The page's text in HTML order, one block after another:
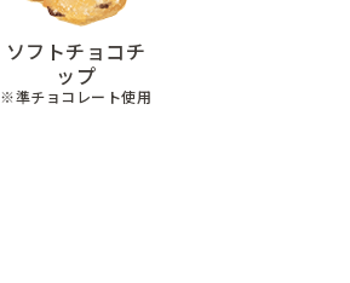
ソフトチョコチ
ップ
※準チョコレート使用